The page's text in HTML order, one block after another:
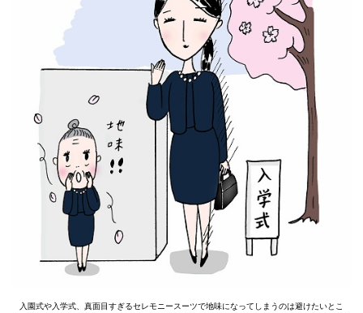
入園式や入学式、真面目すぎるセレモニースーツで地味になってしまうのは避けたいとこ